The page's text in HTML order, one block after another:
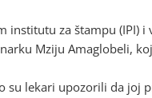
institutu za štampu (IPI) i
Mziju Amaglobeli,
su lekari upozorili da joj